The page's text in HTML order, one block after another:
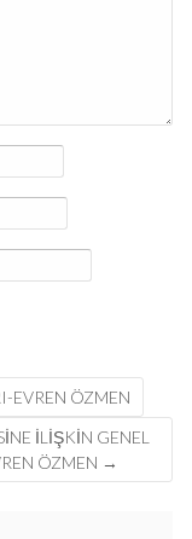
EVREN ÖZMEN
ILIŞKIN GENEL
ÖZMEN →